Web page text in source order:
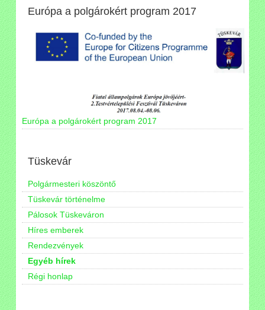
Európa a polgárokért program 2017
Európa a polgárokért program 2017
Tüskevár
Polgármesteri köszöntő
Tüskevár történelme
Pálosok Tüskeváron
Híres emberek
Rendezvények
Egyéb hírek
Régi honlap